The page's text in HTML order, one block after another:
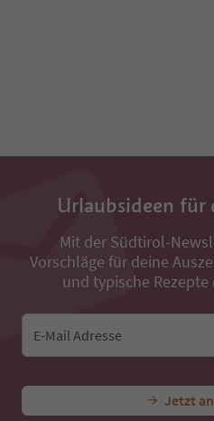
Urlaubsideen
Mit der Südtirol-
Vorschläge für deine
und typische
E-Mail Adresse
Jetzt